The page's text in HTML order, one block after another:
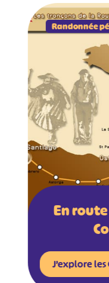
Randonnée
En
J’explore